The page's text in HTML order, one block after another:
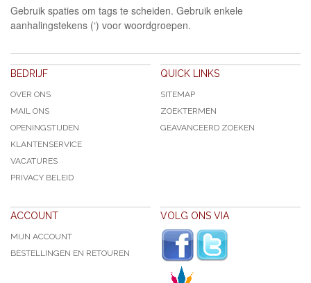
Gebruik spaties om tags te scheiden. Gebruik enkele
aanhalingstekens (‘) voor woordgroepen.
BEDRIJF
OVER ONS
MAIL ONS
OPENINGSTIJDEN
KLANTENSERVICE
VACATURES
PRIVACY BELEID
QUICK LINKS
SITEMAP
ZOEKTERMEN
GEAVANCEERD ZOEKEN
ACCOUNT
MIJN ACCOUNT
BESTELLINGEN EN RETOUREN
VOLG ONS VIA